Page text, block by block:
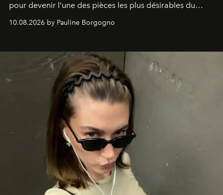
pour devenir l’une des pièces les plus désirables du
10.08.2026 by Pauline Borgogno